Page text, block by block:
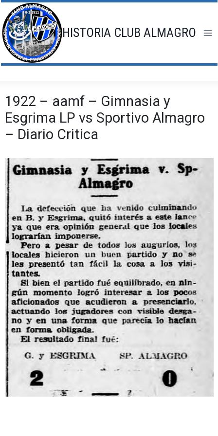
Saltar
al
contenido
HISTORIA CLUB ALMAGRO
1922 – aamf – Gimnasia y
Esgrima LP vs Sportivo Almagro
– Diario Critica